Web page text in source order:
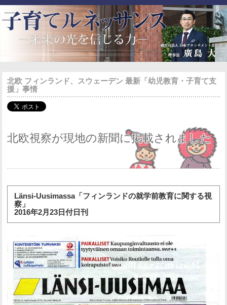
北欧 フィンランド、スウェーデン 最新「幼児教育・子育て支
援」事情
北欧視察が現地の新聞に掲載されました
Länsi-Uusimassa「フィンランドの就学前教育に関する視
察」
2016年2月23日付日刊